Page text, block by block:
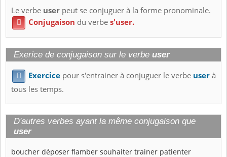
Le verbe user peut se conjuguer à la forme pronominale.
 Conjugaison du verbes'user.
Exerice de conjugaison sur le verbe user
 Exercice pour s'entrainer à conjuguer le verbe userà
tous les temps.
D'autres verbes ayant la même conjugaison que
user
boucher déposer flamber souhaiter trainer patienter